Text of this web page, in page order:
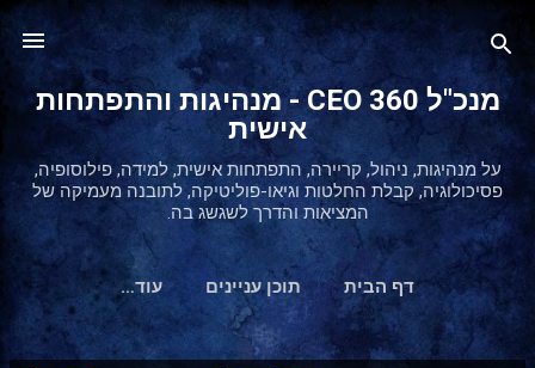
דילוג לתוכן הראשי
מנכ"ל 360 CEO - מנהיגות והתפתחות
אישית
על מנהיגות, ניהול, קריירה, התפתחות אישית, למידה, פילוסופיה,
פסיכולוגיה, קבלת החלטות וגיאו-פוליטיקה, לתובנה מעמיקה של
המציאות והדרך לשגשג בה.
דף הבית תוכן עניינים ‏עוד…